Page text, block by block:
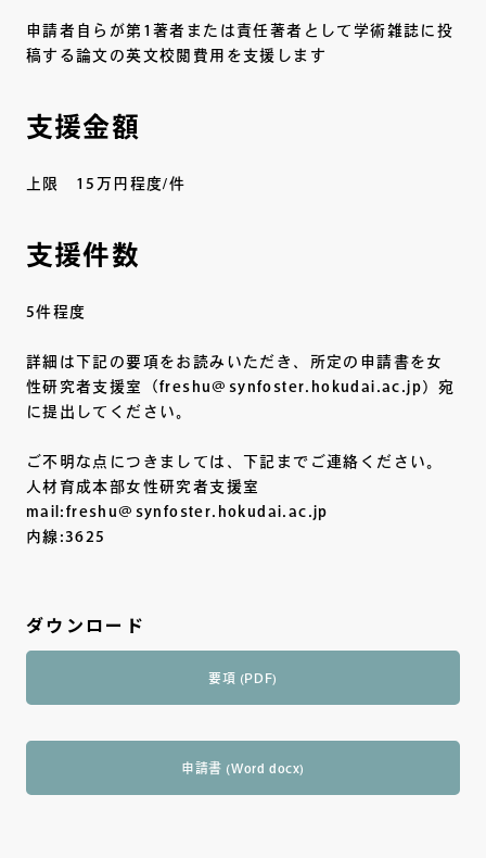
申請者自らが第1著者または責任著者として学術雑誌に投
稿する論文の英文校閲費用を支援します
支援金額
上限 15万円程度/件
支援件数
5件程度
詳細は下記の要項をお読みいただき、所定の申請書を女
性研究者支援室（freshu@synfoster.hokudai.ac.jp）宛
に提出してください。
ご不明な点につきましては、下記までご連絡ください。
人材育成本部女性研究者支援室
mail:freshu@synfoster.hokudai.ac.jp
内線:3625
ダウンロード
要項 (PDF)
申請書 (Word docx)